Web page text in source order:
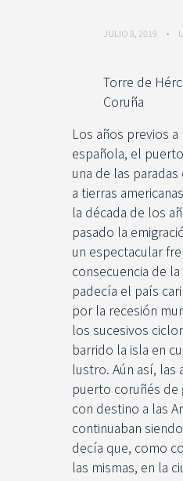
JULIO 8, 2019
Torre de
Coruña
Los años previos a
española, el
una de las
a tierras
la década de los
pasado la
un espectacular
consecuencia de
padecía el país
por la recesión
los sucesivos
barrido la isla en
lustro. Aún así, las
puerto coruñés de
con destino a las
continuaban
decía que, como
las mismas, en la